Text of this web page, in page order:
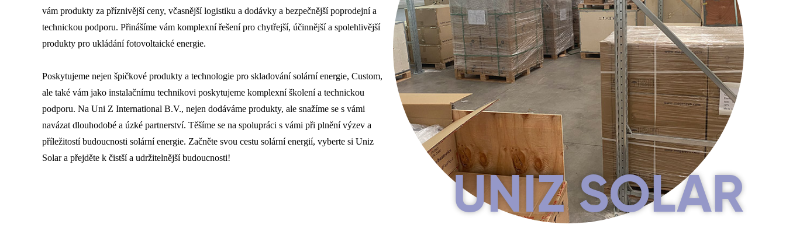
vám produkty za příznivější ceny, včasnější logistiku a dodávky a bezpečnější poprodejní a
technickou podporu. Přinášíme vám komplexní řešení pro chytřejší, účinnější a spolehlivější
produkty pro ukládání fotovoltaické energie.
Poskytujeme nejen špičkové produkty a technologie pro skladování solární energie, Custom,
ale také vám jako instalačnímu technikovi poskytujeme komplexní školení a technickou
podporu. Na Uni Z International B.V., nejen dodáváme produkty, ale snažíme se s vámi
navázat dlouhodobé a úzké partnerství. Těšíme se na spolupráci s vámi při plnění výzev a
příležitostí budoucnosti solární energie. Začněte svou cestu solární energií, vyberte si Uniz
Solar a přejděte k čistší a udržitelnější budoucnosti!
UNIZ SOLAR